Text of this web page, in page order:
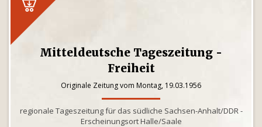
Mitteldeutsche Tageszeitung -
Freiheit
Originale Zeitung vom Montag, 19.03.1956
regionale Tageszeitung für das südliche Sachsen-Anhalt/DDR -
Erscheinungsort Halle/Saale